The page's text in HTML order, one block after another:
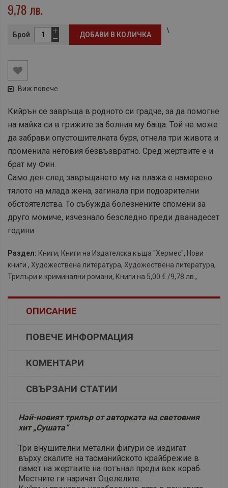
9,78 лв.
Брой ДОБАВИ В КОЛИЧКА
\
Виж повече
Кийрън се завръща в родното си градче, за да помогне
на майка си в грижите за болния му баща. Той не може
да забрави опустошителната буря, отнела три живота и
променила неговия безвъзвратно. Сред жертвите е и
брат му Фин.
Само ден след завръщането му на плажа е намерено
тялото на млада жена, загинала при подозрителни
обстоятелства. То събужда болезнените спомени за
друго момиче, изчезнало безследно преди дванадесет
години.
Раздел: Книги, Книги на Издателска къща "Хермес", Нови
книги , Художествена литература, Художествена литература,
Трилъри и криминални романи, Книги на 5,00 € /9,78 лв.,
ОПИСАНИЕ
ПОВЕЧЕ ИНФОРМАЦИЯ
КОМЕНТАРИ
СВЪРЗАНИ СТАТИИ
Най-новият трилър от авторката на световния
хит „Сушата“
Три внушителни метални фигури се издигат
върху скалите на тасманийското крайбрежие в
памет на жертвите на потънал преди век кораб.
Местните ги наричат Оцелелите.